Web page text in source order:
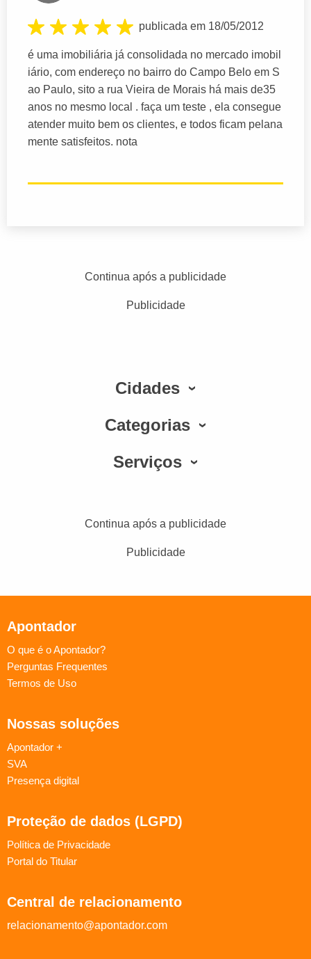
publicada em 18/05/2012
é uma imobiliária já consolidada no mercado imobil
iário, com endereço no bairro do Campo Belo em S
ao Paulo, sito a rua Vieira de Morais há mais de35
anos no mesmo local . faça um teste , ela consegue
atender muito bem os clientes, e todos ficam pelana
mente satisfeitos. nota
Continua após a publicidade
Publicidade
Cidades
Categorias
Serviços
Continua após a publicidade
Publicidade
Apontador
O que é o Apontador?
Perguntas Frequentes
Termos de Uso
Nossas soluções
Apontador +
SVA
Presença digital
Proteção de dados (LGPD)
Política de Privacidade
Portal do Titular
Central de relacionamento
relacionamento@apontador.com